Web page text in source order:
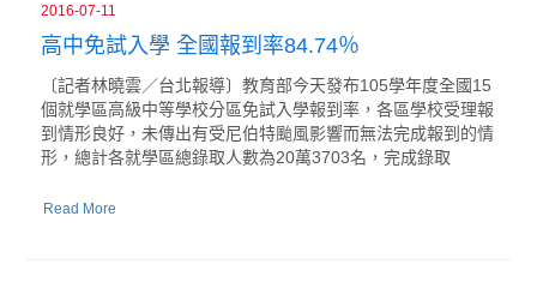
2016-07-11
高中免試入學 全國報到率84.74％
〔記者林曉雲／台北報導〕教育部今天發布105學年度全國15
個就學區高級中等學校分區免試入學報到率，各區學校受理報
到情形良好，未傳出有受尼伯特颱風影響而無法完成報到的情
形，總計各就學區總錄取人數為20萬3703名，完成錄取
Read More